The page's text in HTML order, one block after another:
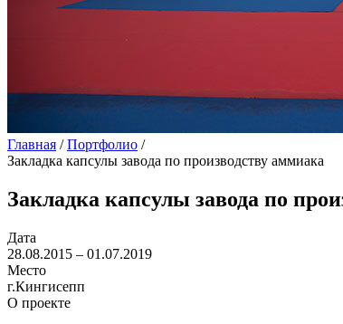
Главная / Портфолио /
Закладка капсулы завода по производству аммиака
Закладка капсулы завода по
Дата
28.08.2015 – 01.07.2019
Место
г.Кингисепп
О проекте